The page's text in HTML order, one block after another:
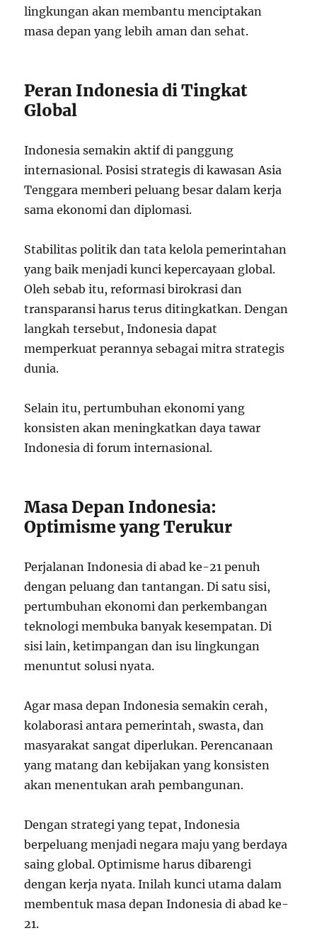
lingkungan akan membantu menciptakan
masa depan yang lebih aman dan sehat.
Peran Indonesia di Tingkat
Global
Indonesia semakin aktif di panggung
internasional. Posisi strategis di kawasan Asia
Tenggara memberi peluang besar dalam kerja
sama ekonomi dan diplomasi.
Stabilitas politik dan tata kelola pemerintahan
yang baik menjadi kunci kepercayaan global.
Oleh sebab itu, reformasi birokrasi dan
transparansi harus terus ditingkatkan. Dengan
langkah tersebut, Indonesia dapat
memperkuat perannya sebagai mitra strategis
dunia.
Selain itu, pertumbuhan ekonomi yang
konsisten akan meningkatkan daya tawar
Indonesia di forum internasional.
Masa Depan Indonesia:
Optimisme yang Terukur
Perjalanan Indonesia di abad ke-21 penuh
dengan peluang dan tantangan. Di satu sisi,
pertumbuhan ekonomi dan perkembangan
teknologi membuka banyak kesempatan. Di
sisi lain, ketimpangan dan isu lingkungan
menuntut solusi nyata.
Agar masa depan Indonesia semakin cerah,
kolaborasi antara pemerintah, swasta, dan
masyarakat sangat diperlukan. Perencanaan
yang matang dan kebijakan yang konsisten
akan menentukan arah pembangunan.
Dengan strategi yang tepat, Indonesia
berpeluang menjadi negara maju yang berdaya
saing global. Optimisme harus dibarengi
dengan kerja nyata. Inilah kunci utama dalam
membentuk masa depan Indonesia di abad ke-
21.